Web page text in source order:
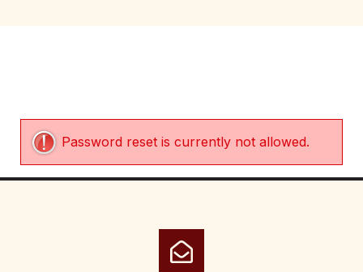
Password reset is currently not allowed.